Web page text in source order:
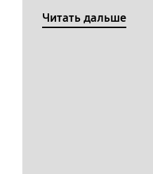
Читать дальше